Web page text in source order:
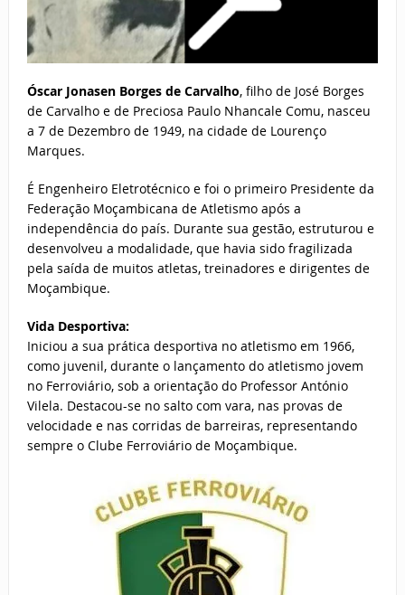
Óscar Jonasen Borges de Carvalho, filho de José Borges
de Carvalho e de Preciosa Paulo Nhancale Comu, nasceu
a 7 de Dezembro de 1949, na cidade de Lourenço
Marques.
É Engenheiro Eletrotécnico e foi o primeiro Presidente da
Federação Moçambicana de Atletismo após a
independência do país. Durante sua gestão, estruturou e
desenvolveu a modalidade, que havia sido fragilizada
pela saída de muitos atletas, treinadores e dirigentes de
Moçambique.
Vida Desportiva:
Iniciou a sua prática desportiva no atletismo em 1966,
como juvenil, durante o lançamento do atletismo jovem
no Ferroviário, sob a orientação do Professor António
Vilela. Destacou-se no salto com vara, nas provas de
velocidade e nas corridas de barreiras, representando
sempre o Clube Ferroviário de Moçambique.